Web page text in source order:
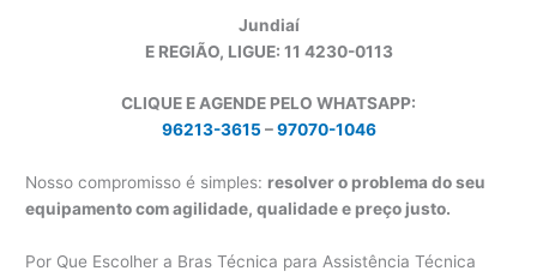
Jundiaí
E REGIÃO, LIGUE: 11 4230-0113
CLIQUE E AGENDE PELO WHATSAPP:
96213-3615 –97070-1046
Nosso compromisso é simples: resolver o problema do seu
equipamento com agilidade, qualidade e preço justo.
Por Que Escolher a Bras Técnica para Assistência Técnica